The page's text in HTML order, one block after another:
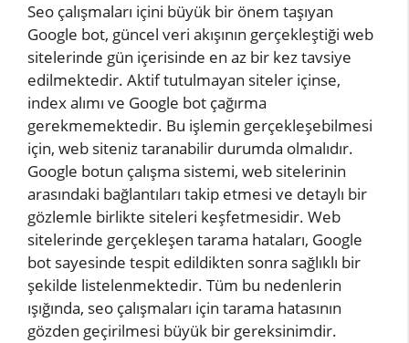
Seo çalışmaları içini büyük bir önem taşıyan
Google bot, güncel veri akışının gerçekleştiği web
sitelerinde gün içerisinde en az bir kez tavsiye
edilmektedir. Aktif tutulmayan siteler içinse,
index alımı ve Google bot çağırma
gerekmemektedir. Bu işlemin gerçekleşebilmesi
için, web siteniz taranabilir durumda olmalıdır.
Google botun çalışma sistemi, web sitelerinin
arasındaki bağlantıları takip etmesi ve detaylı bir
gözlemle birlikte siteleri keşfetmesidir. Web
sitelerinde gerçekleşen tarama hataları, Google
bot sayesinde tespit edildikten sonra sağlıklı bir
şekilde listelenmektedir. Tüm bu nedenlerin
ışığında, seo çalışmaları için tarama hatasının
gözden geçirilmesi büyük bir gereksinimdir.